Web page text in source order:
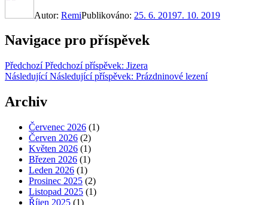
Autor: RemiPublikováno: 25. 6. 20197. 10. 2019
Navigace pro příspěvek
Předchozí Předchozí příspěvek: Jizera
Následující Následující příspěvek: Prázdninové lezení
Archiv
Červenec 2026 (1)
Červen 2026 (2)
Květen 2026 (1)
Březen 2026 (1)
Leden 2026 (1)
Prosinec 2025 (2)
Listopad 2025 (1)
Říjen 2025 (1)